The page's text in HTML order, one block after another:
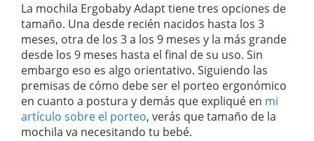
La mochila Ergobaby Adapt tiene tres opciones de
tamaño. Una desde recién nacidos hasta los 3
meses, otra de los 3 a los 9 meses y la más grande
desde los 9 meses hasta el final de su uso. Sin
embargo eso es algo orientativo. Siguiendo las
premisas de cómo debe ser el porteo ergonómico
en cuanto a postura y demás que expliqué en mi
artículo sobre el porteo, verás que tamaño de la
mochila va necesitando tu bebé.